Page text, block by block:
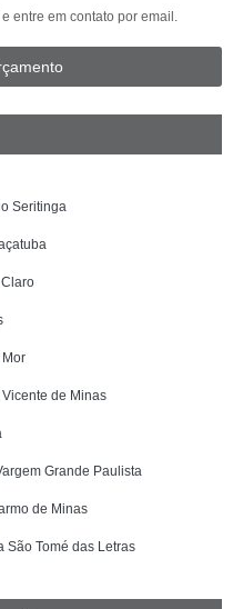
e entre em contato por email.
Seritinga
de Minas
Grande Paulista
de Minas
São Tomé das Letras